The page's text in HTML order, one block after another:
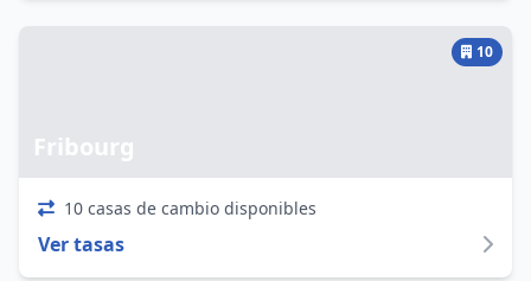
Fribourg
10
10 casas de cambio disponibles
Ver tasas